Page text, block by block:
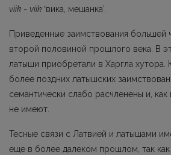
viik ~ viik ʽвика, мешанка’.
Приведенные заимствования большей
второй половиной прошлого века. В
латыши приобретали в Харгла хутора.
более поздних латышских
семантически слабо расчленены и,
не имеют.
Тесные связи с Латвией и латышами
еще в более далеком прош­лом, так как